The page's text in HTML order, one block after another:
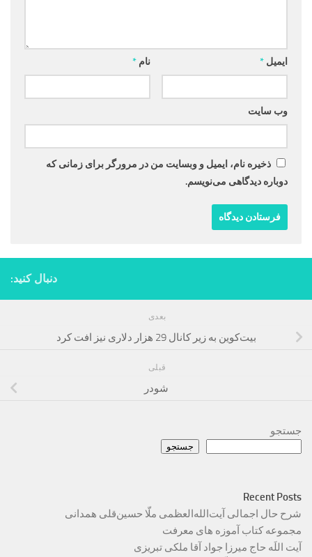
نام * ایمیل *
وب‌ سایت
ذخیره نام، ایمیل و وبسایت من در مرورگر برای زمانی که
دوباره دیدگاهی می‌نویسم.
دنبال کنید:
بعدی
بیت‌کوین به زیر کانال 29 هزار دلاری نیز افت کرد
قبلی
شودر
جستجو
جستجو
Recent Posts
شرح حال اجمالی آیت‌الله‌العظمی ملّا حسین‌قلی همدانی
مجموعه کتاب آموزه های معرفت
آیت اللَه حاج میرزا جواد آقا ملکی تبریزی